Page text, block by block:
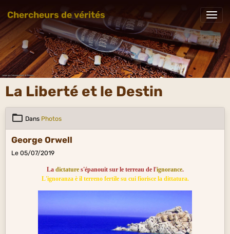
Chercheurs de vérités
La Liberté et le Destin
Dans Photos
George Orwell
Le 05/07/2019
La dictatures'épanouit sur le terreau de l'ignorance.
L'ignoranza è il terreno fertile su cui fiorisce la dittatura.